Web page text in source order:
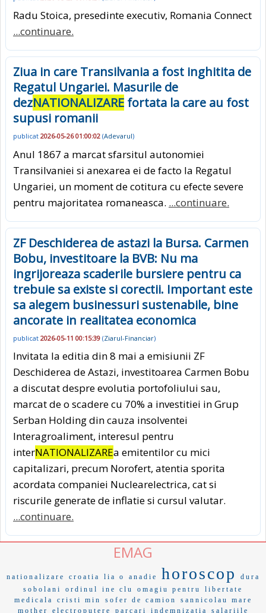
Radu Stoica, presedinte executiv, Romania Connect
...continuare.
Ziua in care Transilvania a fost inghitita de
Regatul Ungariei. Masurile de
dezNATIONALIZARE fortata la care au fost
supusi romanii
publicat 2026-05-26 01:00:02 (Adevarul)
Anul 1867 a marcat sfarsitul autonomiei
Transilvaniei si anexarea ei de facto la Regatul
Ungariei, un moment de cotitura cu efecte severe
pentru majoritatea romaneasca. ...continuare.
ZF Deschiderea de astazi la Bursa. Carmen
Bobu, investitoare la BVB: Nu ma
ingrijoreaza scaderile bursiere pentru ca
trebuie sa existe si corectii. Important este
sa alegem businessuri sustenabile, bine
ancorate in realitatea economica
publicat 2026-05-11 00:15:39 (Ziarul-Financiar)
Invitata la editia din 8 mai a emisiunii ZF
Deschiderea de Astazi, investitoarea Carmen Bobu
a discutat despre evolutia portofoliului sau,
marcat de o scadere cu 70% a investitiei in Grup
Serban Holding din cauza insolventei
Interagroaliment, interesul pentru
interNATIONALIZAREa emitentilor cu mici
capitalizari, precum Norofert, atentia sporita
acordata companiei Nuclearelectrica, cat si
riscurile generate de inflatie si cursul valutar.
...continuare.
EMAG
nationalizare croatia lia o anadie horoscop
dura
sobolani
ordinul ine clu omagiu pentru
libertate
medicala
cristi min sofer de camion
sannicolau mare
mother
electroputere parcari indemnizatia salariile